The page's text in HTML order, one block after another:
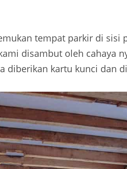
tempat parkir di
disambut oleh cahaya
diberikan kartu kunci dan